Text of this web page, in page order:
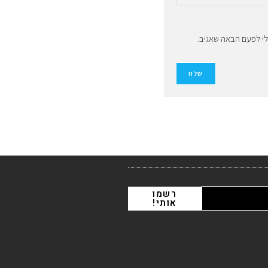
לפעם הבאה שאגיב.
רשמו
אותי!